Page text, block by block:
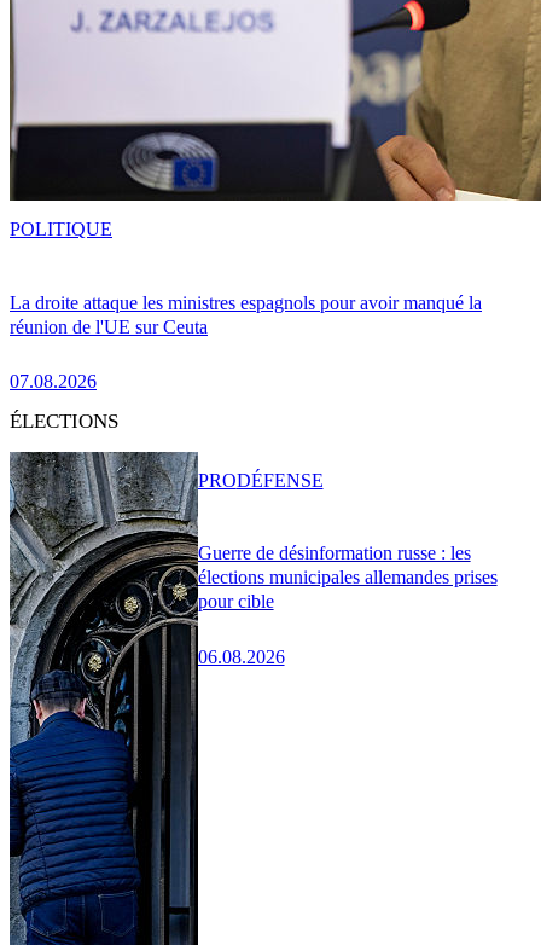
La droite attaque les ministres espagnols pour avoir manqué la
réunion de l'UE sur Ceuta
07.08.2026
POLITIQUE
ÉLECTIONS
Guerre de désinformation russe : les
élections municipales allemandes prises
pour cible
06.08.2026
PRODÉFENSE